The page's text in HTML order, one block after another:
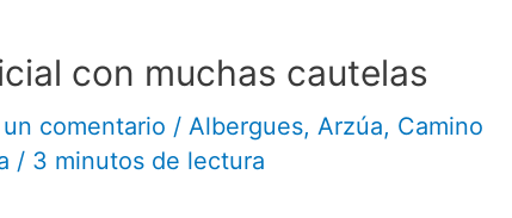
con muchas cautelas
comentario / Albergues, Arzúa, Camino
/ 3 minutos de lectura